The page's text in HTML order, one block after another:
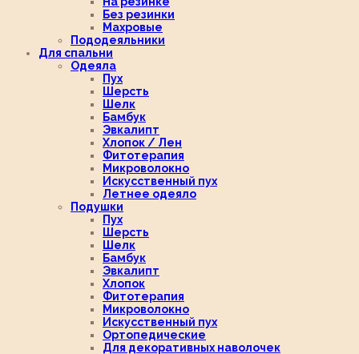
Без резинки
Махровые
Пододеяльники
Для спальни
Одеяла
Пух
Шерсть
Шелк
Бамбук
Эвкалипт
Хлопок / Лен
Фитотерапия
Микроволокно
Искусственный пух
Летнее одеяло
Подушки
Пух
Шерсть
Шелк
Бамбук
Эвкалипт
Хлопок
Фитотерапия
Микроволокно
Искусственный пух
Ортопедические
Для декоративных наволочек